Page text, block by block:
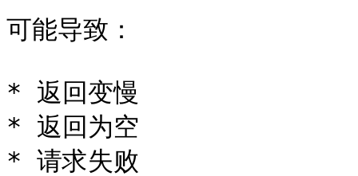
可能导致：
* 返回变慢
* 返回为空
* 请求失败